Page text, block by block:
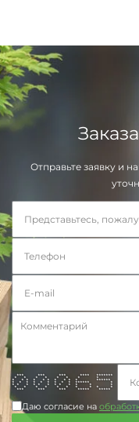
Отправьте заявку и
*** *** *** **** *******
* * * * * * * *
* * * * * * * * * * ******
* * * * * * * * * ****** *
* * * * * * * * * * * *
* * * * * * * * * *
*** *** *** ***** *****
Даю согласие на